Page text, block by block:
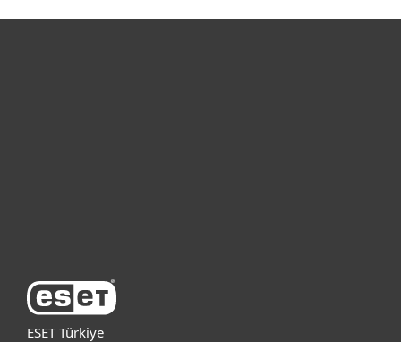
ESET Türkiye